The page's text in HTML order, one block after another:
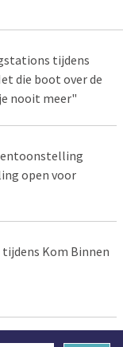
tijdens
die boot over de
nooit meer"
open voor
Kom Binnen